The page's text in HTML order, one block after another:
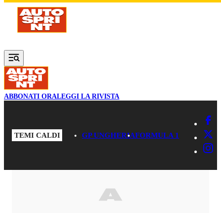
Vai al contenuto principale
ABBONATI ORALEGGI LA RIVISTA
TEMI CALDI GP UNGHERIAFORMULA 1